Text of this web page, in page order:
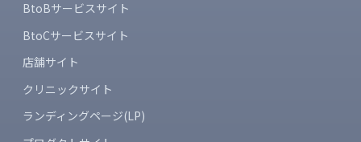
BtoBサービスサイト
BtoCサービスサイト
店舗サイト
クリニックサイト
ランディングページ(LP)